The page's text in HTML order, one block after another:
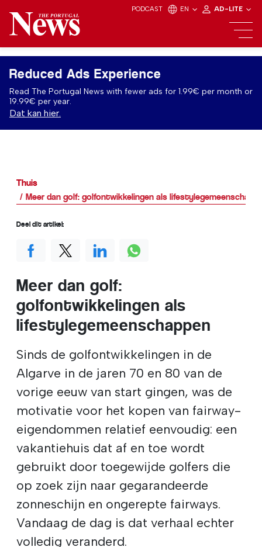
PODCAST EN AD-LITE
Reduced Ads Experience
Read The Portugal News with fewer ads for 1.99€ per month or
19.99€ per year.
Dat kan hier.
Thuis
Meer dan golf: golfontwikkelingen als
Meer dan golf:
golfontwikkelingen als
lifestylegemeenschappen
Sinds de golfontwikkelingen in de
Algarve in de jaren 70 en 80 van de
vorige eeuw van start gingen, was de
motivatie voor het kopen van fairway-
eigendommen relatief eenvoudig: een
vakantiehuis dat af en toe wordt
gebruikt door toegewijde golfers die
op zoek zijn naar gegarandeerde
zonneschijn en ongerepte fairways.
Vandaag de dag is dat verhaal echter
volledig veranderd.
Deel dit artikel: